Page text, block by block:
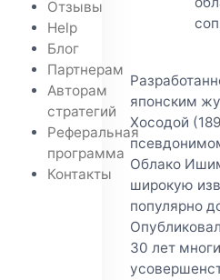
Отзывы
Help
Блог
Партнерам
Авторам
стратегий
Реферальная
программа
Контакты
японским
Хосодой
Облако
широкую
популярно
30 лет